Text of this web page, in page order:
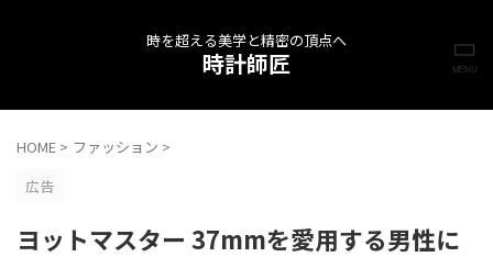
時を超える美学と精密の頂点へ
時計師匠
HOME > ファッション >
広告
ヨットマスター 37mmを愛用する男性に